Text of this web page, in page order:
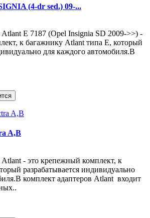
(4-dr sed.) 09-...
E 7187 (Opel Insignia SD 2009->>) -
к багажнику Atlant типа Е, который
для каждого автомобиля.В
A,B
- это крепежный комплект, к
разрабатывается индивидуально
комплект адаптеров Atlant входит